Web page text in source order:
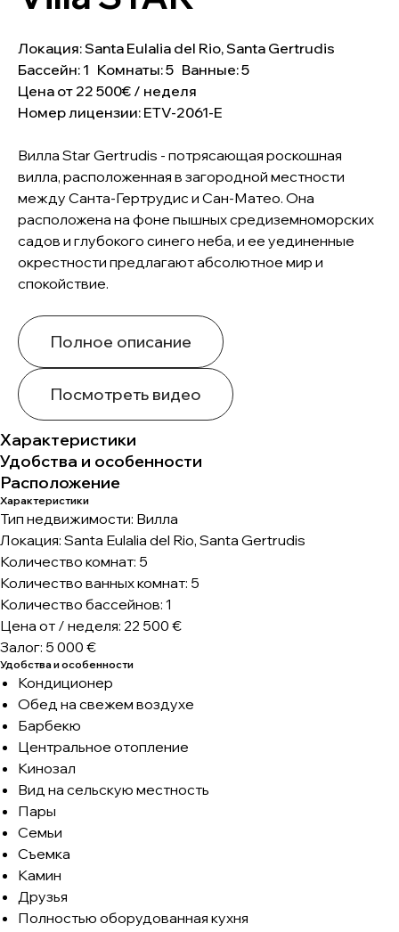
Локация: Santa Eulalia del Rio, Santa Gertrudis
Бассейн: 1 Комнаты: 5 Ванные: 5
Цена от 22 500€ / неделя
Номер лицензии: ETV-2061-E
Вилла Star Gertrudis - потрясающая роскошная
вилла, расположенная в загородной местности
между Санта-Гертрудис и Сан-Матео. Она
расположена на фоне пышных средиземноморских
садов и глубокого синего неба, и ее уединенные
окрестности предлагают абсолютное мир и
спокойствие.
Полное описание
Посмотреть видео
Характеристики
Удобства и особенности
Расположение
Характеристики
Тип недвижимости: Вилла
Локация: Santa Eulalia del Rio, Santa Gertrudis
Количество комнат: 5
Количество ванных комнат: 5
Количество бассейнов: 1
Цена от / неделя: 22 500 €
Залог: 5 000 €
Удобства и особенности
Кондиционер
Обед на свежем воздухе
Барбекю
Центральное отопление
Кинозал
Вид на сельскую местность
Пары
Семьи
Съемка
Камин
Друзья
Полностью оборудованная кухня